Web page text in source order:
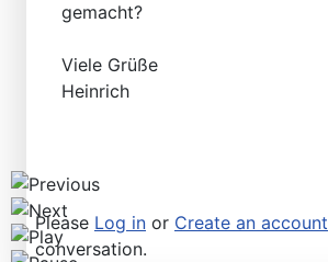
gemacht?
Viele Grüße
Heinrich
Please Log in or Create an account
conversation.